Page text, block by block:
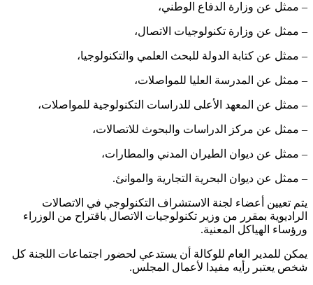
– ممثل عن وزارة الدفاع الوطني،
– ممثل عن وزارة تكنولوجيات الاتصال،
– ممثل عن كتابة الدولة للبحث العلمي والتكنولوجيا،
– ممثل عن المدرسة العليا للمواصلات،
– ممثل عن المعهد الأعلى للدراسات التكنولوجية للمواصلات،
– ممثل عن مركز الدراسات والبحوث للاتصالات،
– ممثل عن ديوان الطيران المدني والمطارات،
– ممثل عن ديوان البحرية التجارية والموانئ.
يتم تعيين أعضاء لجنة الاستشراف التكنولوجي في الاتصالات
الراديوية بمقرر من وزير تكنولوجيات الاتصال باقتراح من الوزراء
ورؤساء الهياكل المعنية.
يمكن للمدير العام للوكالة أن يستدعي لحضور اجتماعات اللجنة كل
شخص يعتبر رأيه مفيدا لأعمال المجلس.